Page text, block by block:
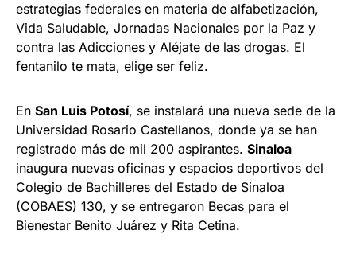
estrategias federales en materia de alfabetización,
Vida Saludable, Jornadas Nacionales por la Paz y
contra las Adicciones y Aléjate de las drogas. El
fentanilo te mata, elige ser feliz.
En San Luis Potosí, se instalará una nueva sede de la
Universidad Rosario Castellanos, donde ya se han
registrado más de mil 200 aspirantes. Sinaloa
inaugura nuevas oficinas y espacios deportivos del
Colegio de Bachilleres del Estado de Sinaloa
(COBAES) 130, y se entregaron Becas para el
Bienestar Benito Juárez y Rita Cetina.